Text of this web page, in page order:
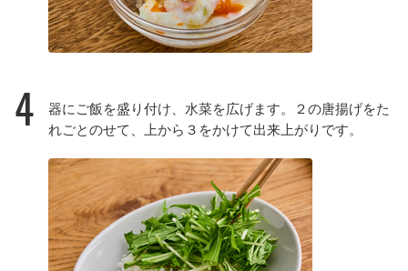
4
器にご飯を盛り付け、水菜を広げます。２の唐揚げをた
れごとのせて、上から３をかけて出来上がりです。